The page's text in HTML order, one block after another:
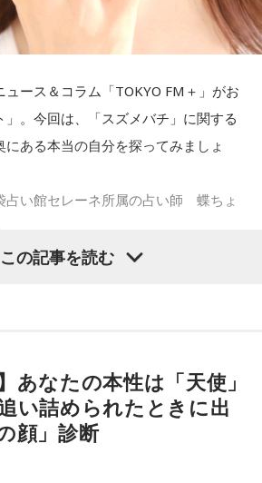
ステージをああいう形で抜けられたと
たことですし、力がついているのは事
僕たちも応援したいと思います。
ん、藤木直人、高見侑里
www.tfm.co.jp/beat/
はなく、アルゼンチンと対戦したイン
開になったんですよ。サッカーってそ
すよね。
か言っても（すぐに戦術を）変えられ
はないんです。なぜならば、相手が
してくるから。だから“個”の力を高め
手が重要になってくるということです
層は厚くなっているし、森保監督の
戦いができる準備をしてきた」とい
ラは「ぐりんぴーすさんが言っている
の子たちだと思うんですけど……たぶ
の？」と尋ねると、カミムラは「こん
ですけど、（ぐりんぴーすさんが）ど
ないんだと思います」と正直に語り
でもさ、この世界に入ったら俺だって
からない人にも一応挨拶するじゃな
興業）は縦がちゃんとしているじゃ
ういう教えがあるんだろうし、先輩
だと思うんだよね」と他事務所と比
ュース＆コラム「TOKYO FM＋」がお
」。今回は、「スズメバチ」に関する
ある本当の自分を探ってみましょ
占い館セレーネ所属の占い師 蝶ちょ
つかんで部屋の外へ逃げ出します。
き、ほっと一息。
我夢中で、あるものを握りしめてい
この記事を読む
あなたの本性は「天使」
い詰められたときに出
顔」診断